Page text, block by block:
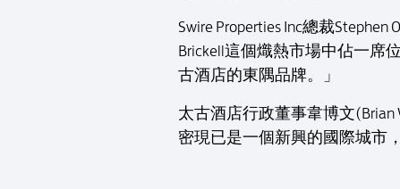
Swire Properties Inc總裁
Brickell這個熾熱市場中佔一席
古酒店的東隅品牌。」
太古酒店行政董事韋博文
密現已是一個新興的國際城市